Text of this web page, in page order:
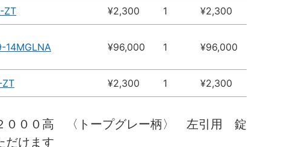
ZT ¥2,300 1 ¥2,300
14MGLNA ¥96,000 1 ¥96,000
ZT ¥2,300 1 ¥2,300
００高 〈トープグレー柄〉 左引用 錠
だけます